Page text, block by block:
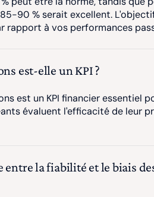
85-90 % serait excellent.
rapport à vos performances
est-elle un KPI ?
est un KPI financier essentiel
évaluent l'efficacité de leur
entre la fiabilité et le biais